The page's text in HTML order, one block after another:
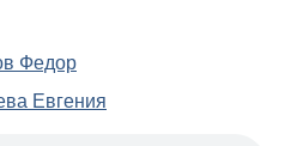
Федор
Евгения